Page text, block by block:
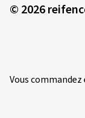
© 2026
Vous commandez